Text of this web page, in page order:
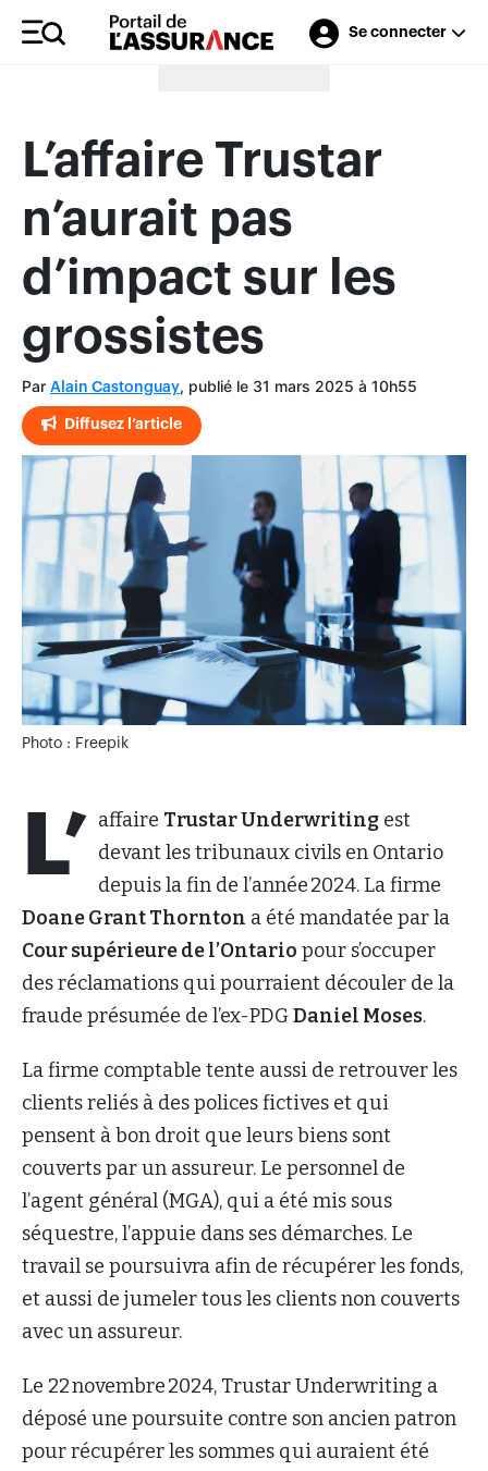
Se connecter
Merci à nos annonceurs
L’affaire Trustar
n’aurait pas
d’impact sur les
grossistes
Par Alain Castonguay, publié le 31 mars 2025 à 10h55
Diffusez l’article
Photo : Freepik
L’ affaire Trustar Underwriting est
devant les tribunaux civils en Ontario
depuis la fin de l’année 2024. La firme
Doane Grant Thornton a été mandatée par la
Cour supérieure de l’Ontario pour s’occuper
des réclamations qui pourraient découler de la
fraude présumée de l’ex-PDGDaniel Moses.
La firme comptable tente aussi de retrouver les
clients reliés à des polices fictives et qui
pensent à bon droit que leurs biens sont
couverts par un assureur. Le personnel de
l’agent général (MGA), qui a été mis sous
séquestre, l’appuie dans ses démarches. Le
travail se poursuivra afin de récupérer les fonds,
et aussi de jumeler tous les clients non couverts
avec un assureur.
Le 22 novembre 2024, Trustar Underwriting a
déposé une poursuite contre son ancien patron
pour récupérer les sommes qui auraient été